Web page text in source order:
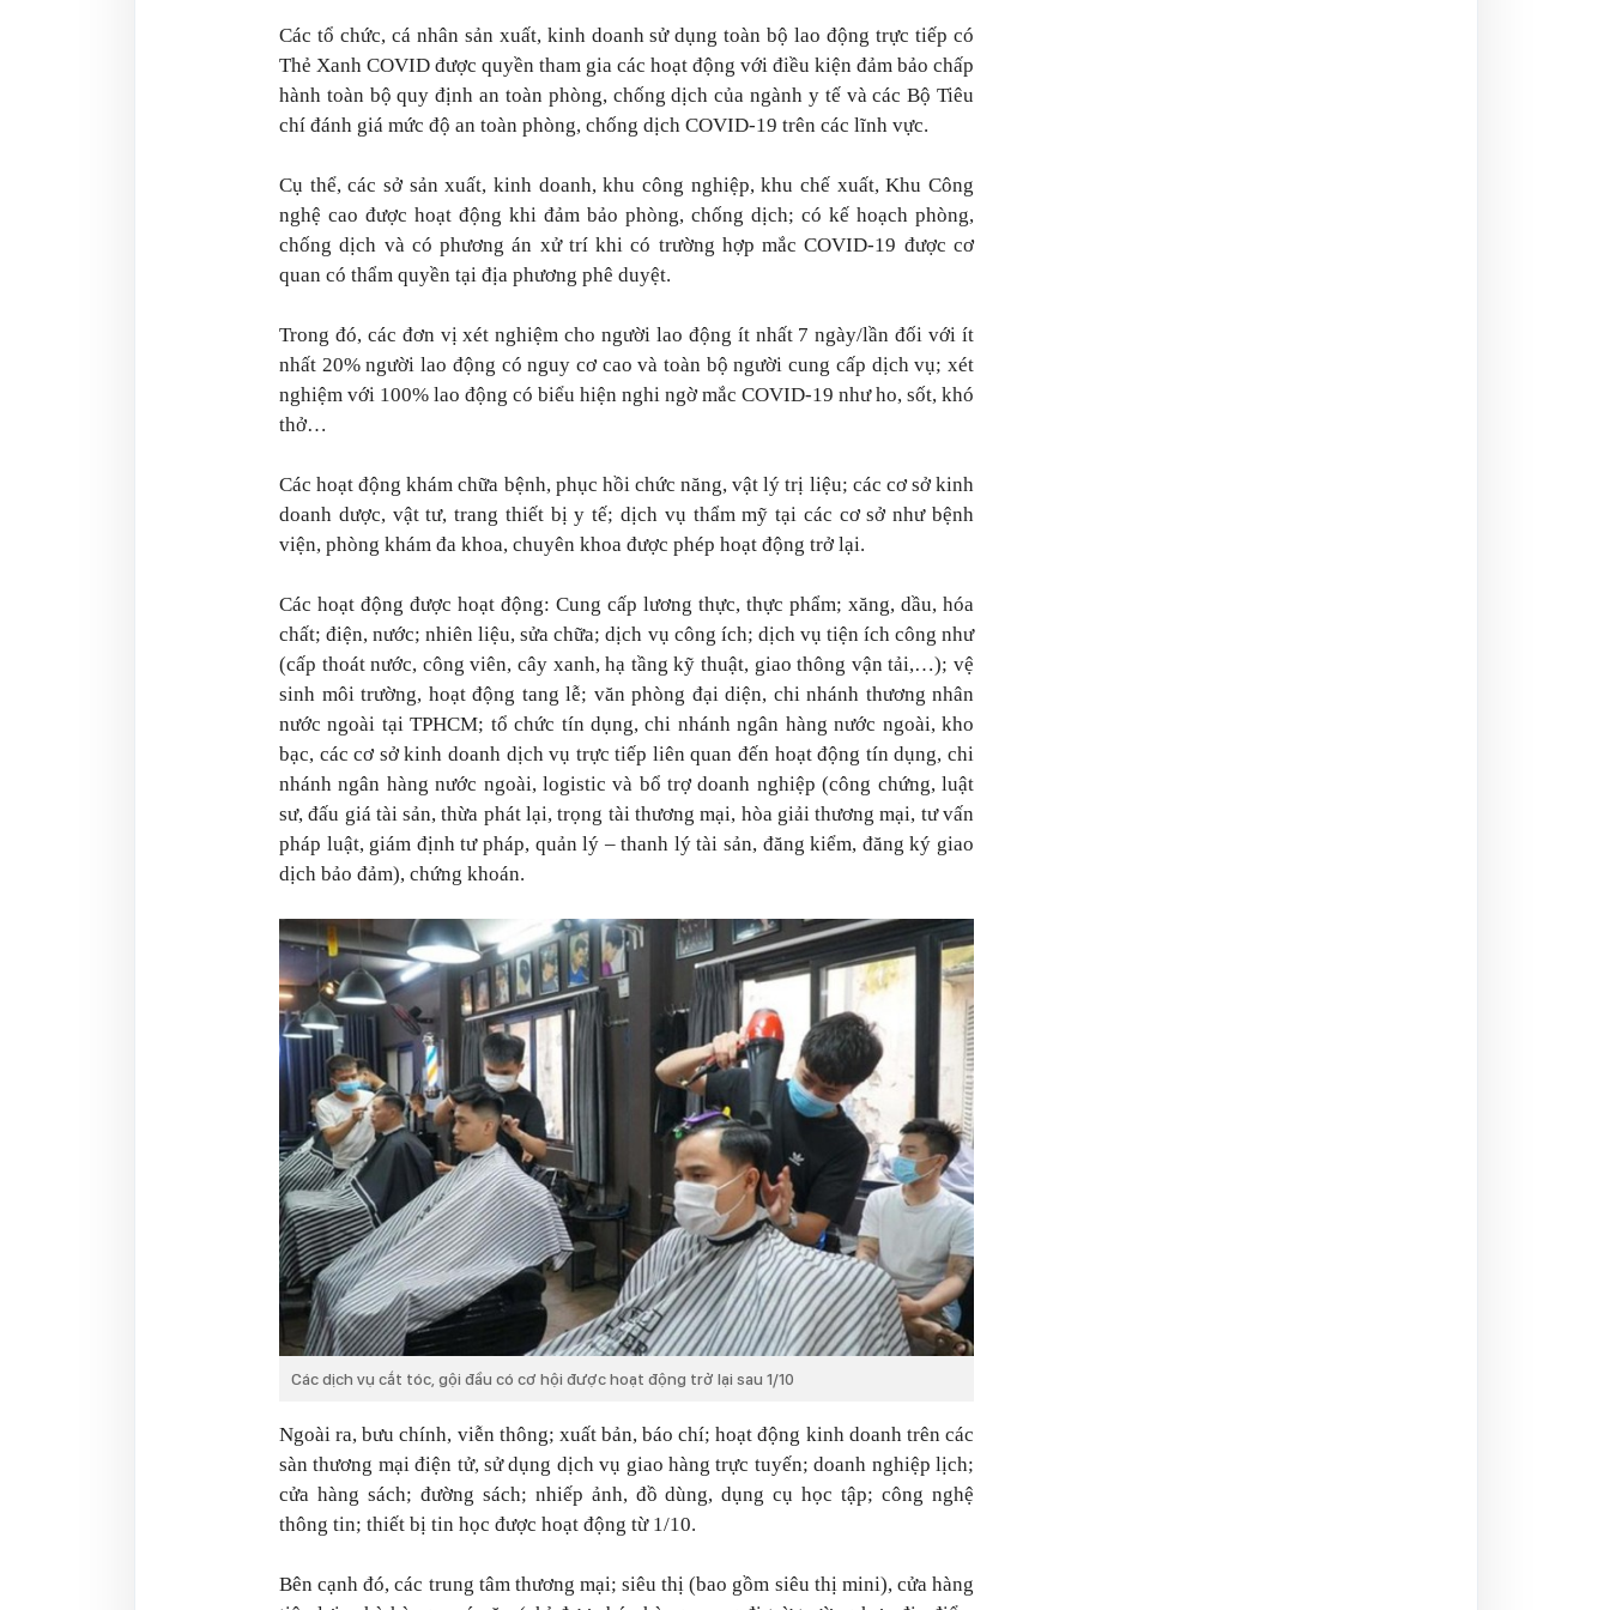
Các tổ chức, cá nhân sản xuất, kinh doanh sử dụng toàn bộ lao động trực tiếp có
Thẻ Xanh COVID được quyền tham gia các hoạt động với điều kiện đảm bảo chấp
hành toàn bộ quy định an toàn phòng, chống dịch của ngành y tế và các Bộ Tiêu
chí đánh giá mức độ an toàn phòng, chống dịch COVID-19 trên các lĩnh vực.
Cụ thể, các sở sản xuất, kinh doanh, khu công nghiệp, khu chế xuất, Khu Công
nghệ cao được hoạt động khi đảm bảo phòng, chống dịch; có kế hoạch phòng,
chống dịch và có phương án xử trí khi có trường hợp mắc COVID-19 được cơ
quan có thẩm quyền tại địa phương phê duyệt.
Trong đó, các đơn vị xét nghiệm cho người lao động ít nhất 7 ngày/lần đối với ít
nhất 20% người lao động có nguy cơ cao và toàn bộ người cung cấp dịch vụ; xét
nghiệm với 100% lao động có biểu hiện nghi ngờ mắc COVID-19 như ho, sốt, khó
thở…
Các hoạt động khám chữa bệnh, phục hồi chức năng, vật lý trị liệu; các cơ sở kinh
doanh dược, vật tư, trang thiết bị y tế; dịch vụ thẩm mỹ tại các cơ sở như bệnh
viện, phòng khám đa khoa, chuyên khoa được phép hoạt động trở lại.
Các hoạt động được hoạt động: Cung cấp lương thực, thực phẩm; xăng, dầu, hóa
chất; điện, nước; nhiên liệu, sửa chữa; dịch vụ công ích; dịch vụ tiện ích công như
(cấp thoát nước, công viên, cây xanh, hạ tầng kỹ thuật, giao thông vận tải,…); vệ
sinh môi trường, hoạt động tang lễ; văn phòng đại diện, chi nhánh thương nhân
nước ngoài tại TPHCM; tổ chức tín dụng, chi nhánh ngân hàng nước ngoài, kho
bạc, các cơ sở kinh doanh dịch vụ trực tiếp liên quan đến hoạt động tín dụng, chi
nhánh ngân hàng nước ngoài, logistic và bổ trợ doanh nghiệp (công chứng, luật
sư, đấu giá tài sản, thừa phát lại, trọng tài thương mại, hòa giải thương mại, tư vấn
pháp luật, giám định tư pháp, quản lý – thanh lý tài sản, đăng kiểm, đăng ký giao
dịch bảo đảm), chứng khoán.
Các dịch vụ cắt tóc, gội đầu có cơ hội được hoạt động trở lại sau 1/10
Ngoài ra, bưu chính, viễn thông; xuất bản, báo chí; hoạt động kinh doanh trên các
sàn thương mại điện tử, sử dụng dịch vụ giao hàng trực tuyến; doanh nghiệp lịch;
cửa hàng sách; đường sách; nhiếp ảnh, đồ dùng, dụng cụ học tập; công nghệ
thông tin; thiết bị tin học được hoạt động từ 1/10.
Bên cạnh đó, các trung tâm thương mại; siêu thị (bao gồm siêu thị mini), cửa hàng